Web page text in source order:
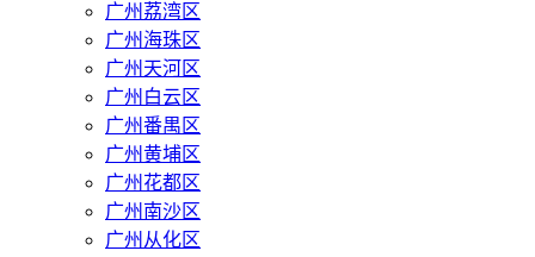
广州荔湾区
广州海珠区
广州天河区
广州白云区
广州番禺区
广州黄埔区
广州花都区
广州南沙区
广州从化区